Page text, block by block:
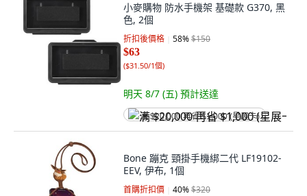
小麥購物 防水手機架 基礎款 G370, 黑
色, 2個
折扣後價格 58%$150
$63
($31.50/1個)
明天 8/7 (五) 預計送達
满 $20,000 再省 $1,000 (星展卡)
Bone 蹦克 頸掛手機綁二代 LF19102-
EEV, 伊布, 1個
首購折扣價 40%$320